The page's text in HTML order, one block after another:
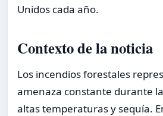
Unidos cada año.
Contexto de la noticia
Los incendios forestales
amenaza constante durante
altas temperaturas y sequía.